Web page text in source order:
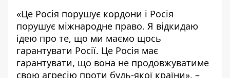
«Це Росія порушує кордони і Росія
порушує міжнародне право. Я відкидаю
ідею про те, що ми маємо щось
гарантувати Росії. Це Росія має
гарантувати, що вона не продовжуватиме
свою агресію проти будь-якої країни», –